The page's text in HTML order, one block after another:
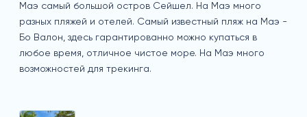
Маэ самый большой остров Сейшел. На Маэ много
разных пляжей и отелей. Самый известный пляж на Маэ -
Бо Валон, здесь гарантированно можно купаться в
любое время, отличное чистое море. На Маэ много
возможностей для трекинга.